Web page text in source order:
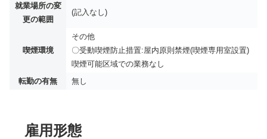
就業場所の変
更の範囲
(記入なし)
喫煙環境
その他
〇受動喫煙防止措置:屋内原則禁煙(喫煙専用室設置)
喫煙可能区域での業務なし
転勤の有無
無し
雇用形態